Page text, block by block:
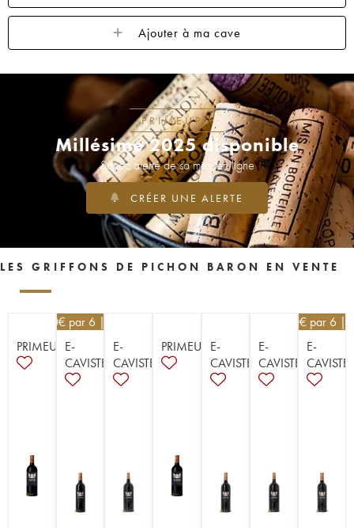
Ajouter à ma cave
PRIMEURS
Millésime 2025 disponible
Soyez alerté de sa mise en ligne
CRÉER UNE ALERTE
LES GRIFFONS DE PICHON BARON EN VENTE
PRIMEUR
39,60€ par 6 | -10%
E-
CAVISTE
E-
CAVISTE
PRIMEUR
E-
CAVISTE
E-
CAVISTE
40,50€ par 6 |
E-
CAVISTE